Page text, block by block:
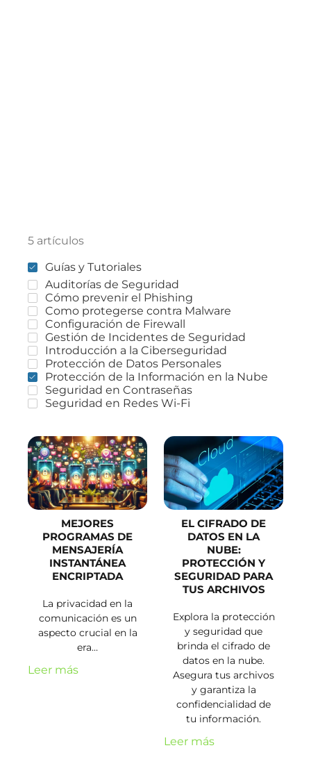
5 artículos
Guías y Tutoriales
Auditorías de Seguridad
Cómo prevenir el Phishing
Como protegerse contra Malware
Configuración de Firewall
Gestión de Incidentes de Seguridad
Introducción a la Ciberseguridad
Protección de Datos Personales
Protección de la Información en la Nube
Seguridad en Contraseñas
Seguridad en Redes Wi-Fi
MEJORES
PROGRAMAS DE
MENSAJERÍA
INSTANTÁNEA
ENCRIPTADA
La privacidad en la
comunicación es un
aspecto crucial en la
era…
Leer más
EL CIFRADO DE
DATOS EN LA
NUBE:
PROTECCIÓN Y
SEGURIDAD PARA
TUS ARCHIVOS
Explora la protección
y seguridad que
brinda el cifrado de
datos en la nube.
Asegura tus archivos
y garantiza la
confidencialidad de
tu información.
Leer más